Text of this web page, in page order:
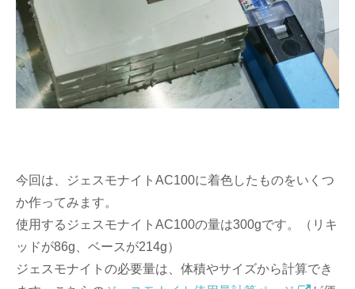
今回は、ジェスモナイトAC100に着色したものをいくつ
か作ってみます。
使用するジェスモナイトAC100の量は300gです。（リキ
ッドが86g、ベースが214g）
ジェスモナイトの必要量は、体積やサイズから計算でき